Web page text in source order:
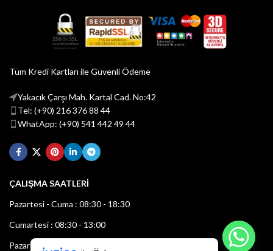
Tüm Kredi Kartları ile Güvenli Ödeme
Yakacık Çarşı Mah. Kartal Cad. No:42
Tel: (+90) 216 376 88 44
WhatApp: (+90) 541 442 49 44
ÇALIŞMA SAATLERİ
Pazartesi - Cuma : 08:30 - 18:30
Cumartesi : 08:30 - 13:00
Pazar: Kapalı